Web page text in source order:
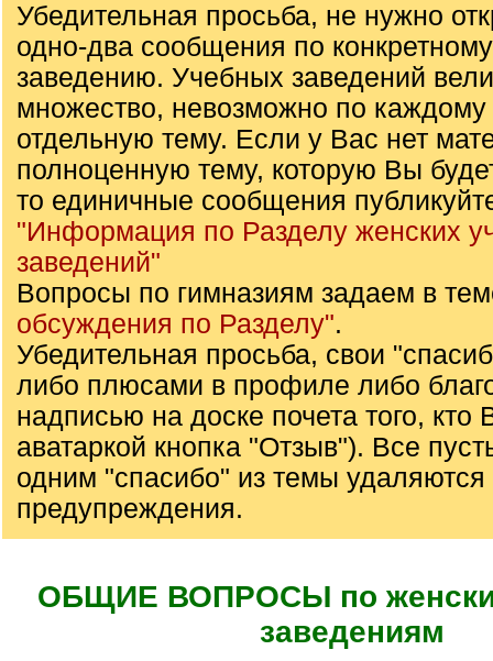
Убедительная просьба, не нужно
одно-два сообщения по
заведению. Учебных заведений
множество, невозможно по каждому
отдельную тему. Если у Вас нет
полноценную тему, которую Вы
то единичные сообщения
"Информация по Разделу женских
заведений"
Вопросы по гимназиям задаем в
обсуждения по Разделу".
Убедительная просьба, свои
либо плюсами в профиле либо
надписью на доске почета того, кто
аватаркой кнопка "Отзыв"). Все
одним "спасибо" из темы удаляются
предупреждения.
ОБЩИЕ ВОПРОСЫ по
заведениям